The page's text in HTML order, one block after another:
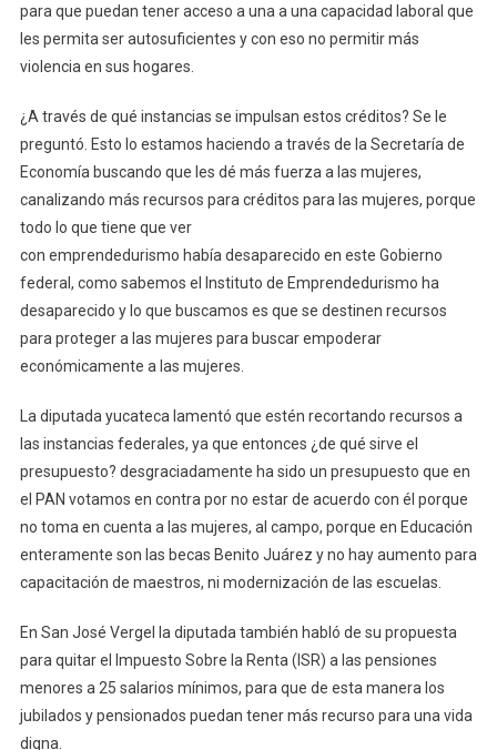
para que puedan tener acceso a una a una capacidad laboral que
les permita ser autosuficientes y con eso no permitir más
violencia en sus hogares.
¿A través de qué instancias se impulsan estos créditos? Se le
preguntó. Esto lo estamos haciendo a través de la Secretaría de
Economía buscando que les dé más fuerza a las mujeres,
canalizando más recursos para créditos para las mujeres, porque
todo lo que tiene que ver
con emprendedurismo había desaparecido en este Gobierno
federal, como sabemos el Instituto de Emprendedurismo ha
desaparecido y lo que buscamos es que se destinen recursos
para proteger a las mujeres para buscar empoderar
económicamente a las mujeres.
La diputada yucateca lamentó que estén recortando recursos a
las instancias federales, ya que entonces ¿de qué sirve el
presupuesto? desgraciadamente ha sido un presupuesto que en
el PAN votamos en contra por no estar de acuerdo con él porque
no toma en cuenta a las mujeres, al campo, porque en Educación
enteramente son las becas Benito Juárez y no hay aumento para
capacitación de maestros, ni modernización de las escuelas.
En San José Vergel la diputada también habló de su propuesta
para quitar el Impuesto Sobre la Renta (ISR) a las pensiones
menores a 25 salarios mínimos, para que de esta manera los
jubilados y pensionados puedan tener más recurso para una vida
digna.